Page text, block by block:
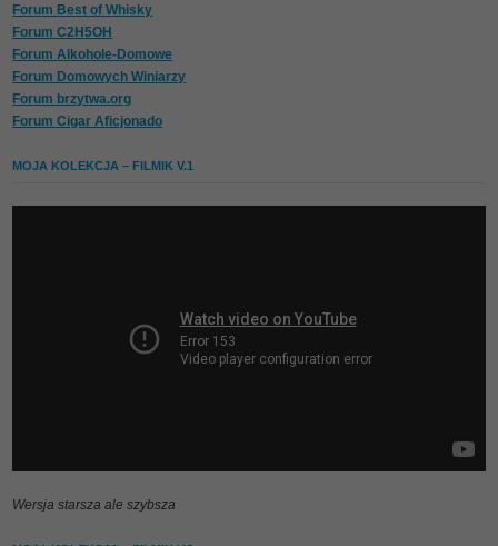
Forum Best of Whisky
Forum C2H5OH
Forum Alkohole-Domowe
Forum Domowych Winiarzy
Forum brzytwa.org
Forum Cigar Aficjonado
MOJA KOLEKCJA – FILMIK V.1
Wersja starsza ale szybsza